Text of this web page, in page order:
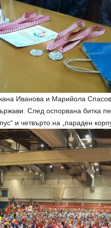
Иванова и Марийола
След оспорвана битка
и четвърто на „параден